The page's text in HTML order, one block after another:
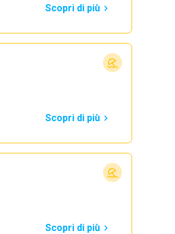
Scopri di più
Scopri di più
Scopri di più